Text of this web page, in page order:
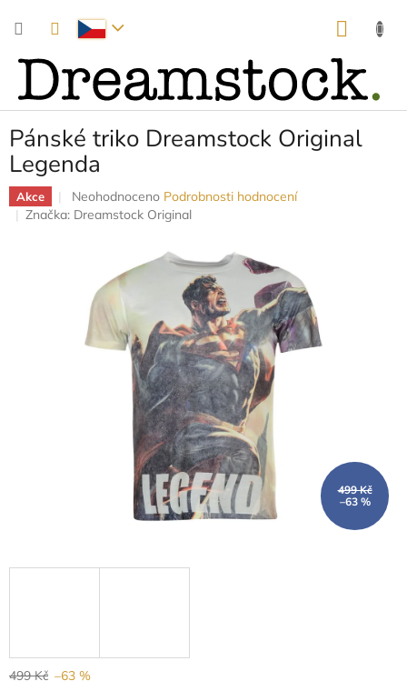
Pánské triko Dreamstock Original
Legenda
Akce
Průměrné
hodnocení
hvězdiček.
Neohodnoceno Podrobnosti hodnocení
Značka: Dreamstock Original
499 Kč
–63 %
499 Kč –63 %